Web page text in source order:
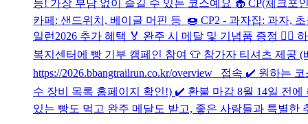
능! 가장 부담 없이 즐길 수 있는 코스예요 🧁 CP(체크포
카페: 샌드위치, 베이글 머핀 등 🍩 CP2 - 과자집: 과자,
일런2026 추가 혜택 🏅 완주 시 메달 및 기념품 증정 🧖‍♀️
복지센터에 빵 기부 캠페인 참여 👕 참가자 티셔츠 제공
https://2026.bbangtrailrun.co.kr/overview 접속 ✔️ 원하는
수 장비 목록 홈페이지 확인!) ✔️ 환불 마감 8월 14일 전
있는 빵도 먹고 완주 메달도 받고, 좋은 사람들과 특별